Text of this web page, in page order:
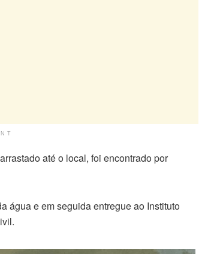
até o local, foi encontrado por
água e em seguida entregue ao Instituto